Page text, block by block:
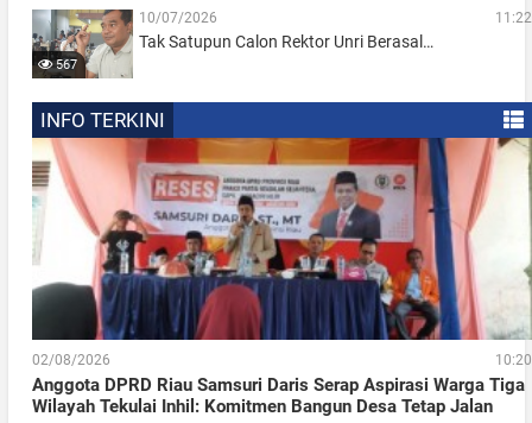
567
10/07/2026 11:22
Tak Satupun Calon Rektor Unri Berasal…
INFO TERKINI
02/08/2026 10:20
Anggota DPRD Riau Samsuri Daris Serap Aspirasi Warga Tiga
Wilayah Tekulai Inhil: Komitmen Bangun Desa Tetap Jalan